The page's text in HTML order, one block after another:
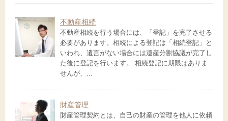
不動産相続
不動産相続を行う場合には、「登記」を完了させる
必要があります。相続による登記は「相続登記」と
いわれ、遺言がない場合には遺産分割協議が完了し
た後に登記を行います。 相続登記に期限はありま
せんが、...
財産管理
財産管理契約とは、自己の財産の管理を他人に依頼